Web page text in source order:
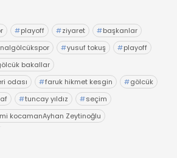
#playoff #ziyaret #başkanlar
#yusuf tokuş #playoff
bakallar
odası #faruk hikmet kesgin #gölcük
#tuncay yıldız #seçim
kocamanAyhan Zeytinoğlu